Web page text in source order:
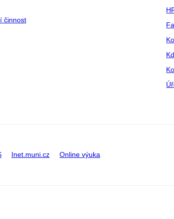
činnost
Inet.muni.cz Online výuka